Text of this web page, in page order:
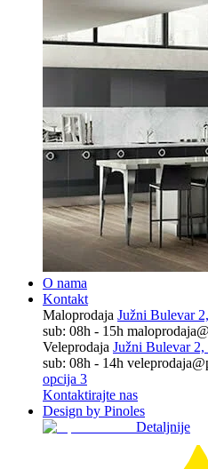
O nama
Kontakt
Maloprodaja Južni Bulevar
sub: 08h - 15h
Veleprodaja Južni Bulevar 2,
sub: 08h - 14h
opcija 3
Kontaktirajte nas
Design by Pinoles
Detaljnije